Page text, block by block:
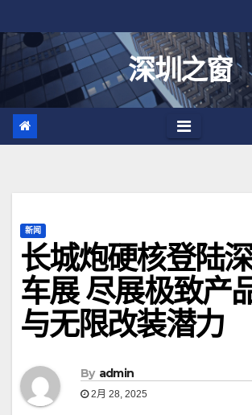
至
深圳之窗
新闻
长城炮硬核登陆
车展 尽展极致产
与无限改装潜力
By admin
2月 28, 2025